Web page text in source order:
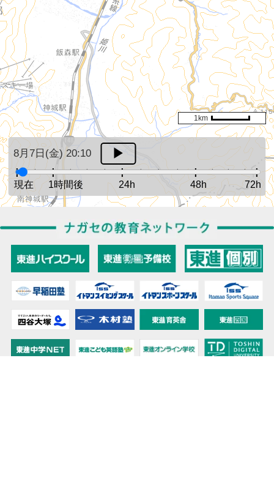
8月7日(金) 20:10
現在 1時間後 24h 48h 72h
1km